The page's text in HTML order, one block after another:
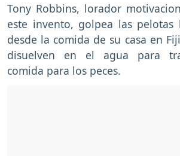
Tony Robbins, lorador
este invento, golpea las pelotas
desde la comida de su casa en
disuelven en el agua para
comida para los peces.